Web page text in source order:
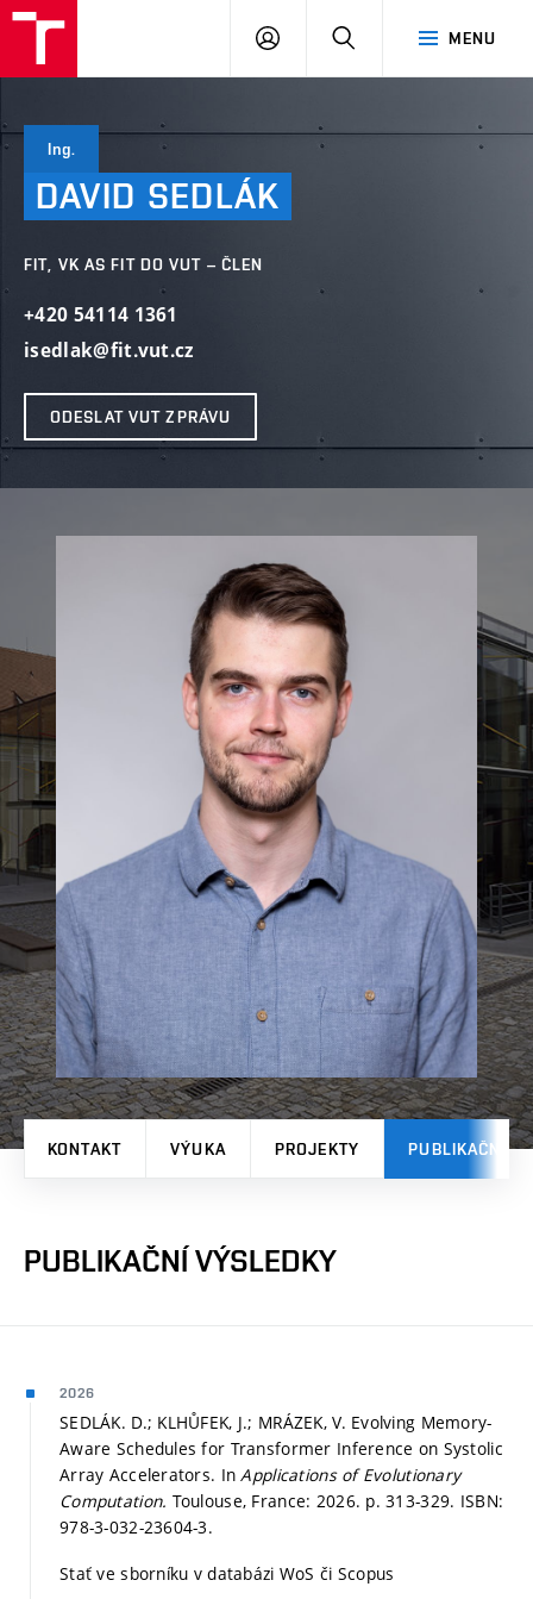
MENU
PŘIHLÁSIT
Ing.
DAVID SEDLÁK
FIT, VK AS FIT DO VUT – ČLEN
+420 54114 1361
isedlak@fit.vut.cz
ODESLAT VUT ZPRÁVU
KONTAKT VÝUKA PROJEKTY PUBLIKAČNÍ
PUBLIKAČNÍ VÝSLEDKY
2026
SEDLÁK. D.; KLHŮFEK, J.; MRÁZEK, V. Evolving Memory-
Aware Schedules for Transformer Inference on Systolic
Array Accelerators. InApplications of Evolutionary
Computation. Toulouse, France: 2026. p. 313-329. ISBN:
978-3-032-23604-3.
Stať ve sborníku v databázi WoS či Scopus